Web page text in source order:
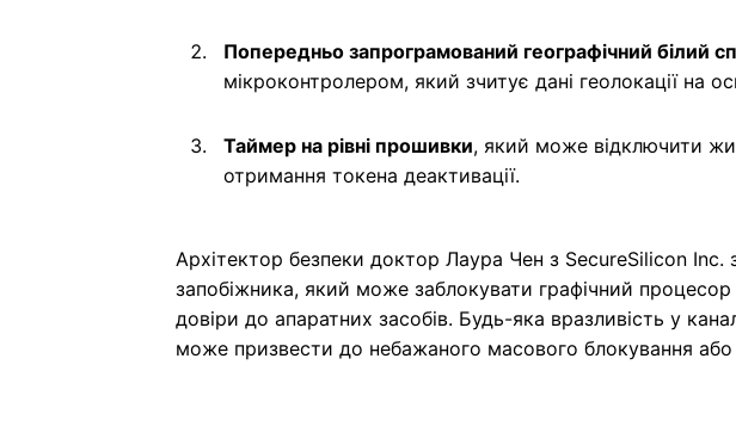
Попередньо запрограмований географічний білий
мікроконтролером, який зчитує дані геолокації на
Таймер на рівні прошивки, який може відключити
отримання токена деактивації.
Архітектор безпеки доктор Лаура Чен з SecureSilicon Inc.
запобіжника, який може заблокувати графічний
довіри до апаратних засобів. Будь-яка вразливість у
може призвести до небажаного масового блокування або